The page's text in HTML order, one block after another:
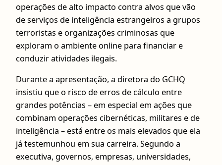
operações de alto impacto contra alvos que vão
de serviços de inteligência estrangeiros a grupos
terroristas e organizações criminosas que
exploram o ambiente online para financiar e
conduzir atividades ilegais.
Durante a apresentação, a diretora do GCHQ
insistiu que o risco de erros de cálculo entre
grandes potências – em especial em ações que
combinam operações cibernéticas, militares e de
inteligência – está entre os mais elevados que ela
já testemunhou em sua carreira. Segundo a
executiva, governos, empresas, universidades,